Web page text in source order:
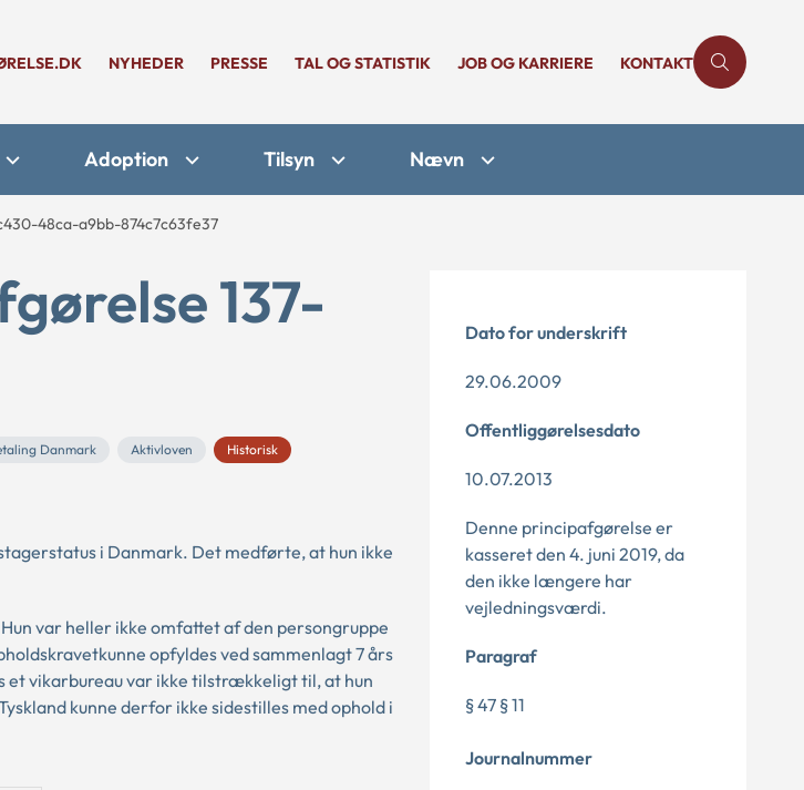
NYHEDER PRESSE TAL OG STATISTIK JOB OG KARRIERE KONTAKT
Adoption Tilsyn Nævn
48ca-a9bb-874c7c63fe37
137-
Danmark Aktivloven Historisk
i Danmark. Det medførte, at hun ikke
var heller ikke omfattet af den persongruppe
opfyldes ved sammenlagt 7 års
et vikarbureau var ikke tilstrækkeligt til, at hun
kunne derfor ikke sidestilles med ophold i
Dato for underskrift
29.06.2009
Offentliggørelsesdato
10.07.2013
Denne principafgørelse er
kasseret den 4. juni 2019, da
den ikke længere har
vejledningsværdi.
Paragraf
§ 47 § 11
Journalnummer